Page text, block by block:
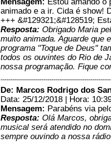
animado e a ir. Cida é show!
+++ &#129321;&#128519;
Resposta: Obrigado Maria
muito animada. Aguarde que
programa "Toque de Deus"
todos os ouvintes do Rio de
nossa programação. Fique
De: Marcos Rodrigo dos
Data: 25/12/2018 | Hora:
Mensagem: Parabéns via
Resposta: Olá Marcos,
musical será atendido no
sempre ouvindo a nossa